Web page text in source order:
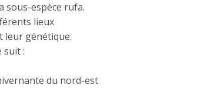
sous-espèce rufa.
lieux
leur génétique.
suit :
du nord-est